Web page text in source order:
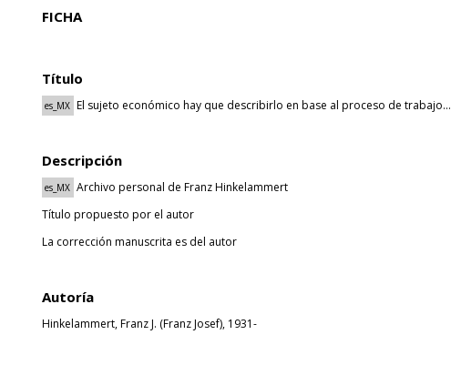
FICHA
Título
es_MX El sujeto económico hay que describirlo en base al proceso de trabajo...
Descripción
es_MX Archivo personal de Franz Hinkelammert
Título propuesto por el autor
La corrección manuscrita es del autor
Autoría
Hinkelammert, Franz J. (Franz Josef), 1931-